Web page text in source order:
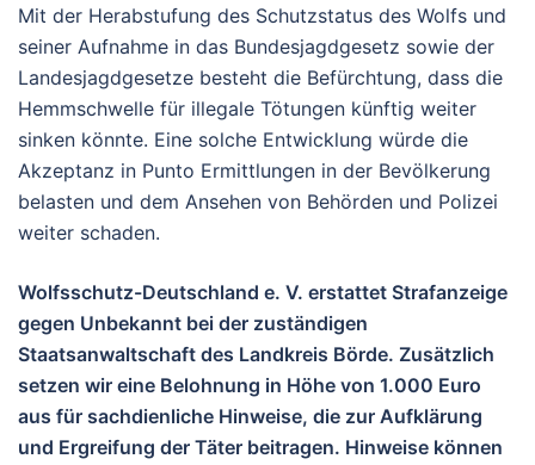
Mit der Herabstufung des Schutzstatus des Wolfs und
seiner Aufnahme in das Bundesjagdgesetz sowie der
Landesjagdgesetze besteht die Befürchtung, dass die
Hemmschwelle für illegale Tötungen künftig weiter
sinken könnte. Eine solche Entwicklung würde die
Akzeptanz in Punto Ermittlungen in der Bevölkerung
belasten und dem Ansehen von Behörden und Polizei
weiter schaden.
Wolfsschutz-Deutschland e. V. erstattet Strafanzeige
gegen Unbekannt bei der zuständigen
Staatsanwaltschaft des Landkreis Börde. Zusätzlich
setzen wir eine Belohnung in Höhe von 1.000 Euro
aus für sachdienliche Hinweise, die zur Aufklärung
und Ergreifung der Täter beitragen. Hinweise können